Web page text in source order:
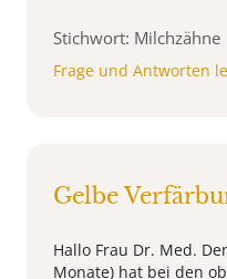
Stichwort: Milchzähne
Frage und Antworten
Gelbe
Hallo Frau Dr. Med.
Monate) hat bei den